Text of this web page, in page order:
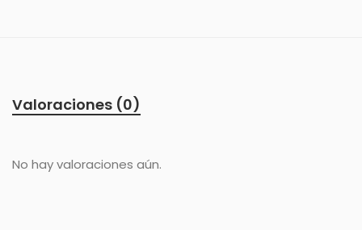
Valoraciones (0)
No hay valoraciones aún.